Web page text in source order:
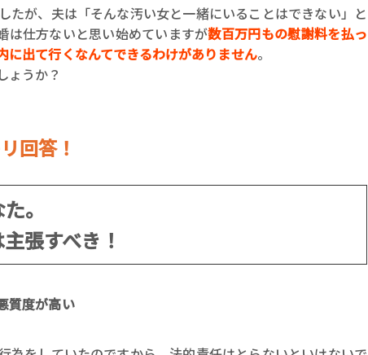
たが、夫は「そんな汚い女と一緒にいることはできない」と
は仕方ないと思い始めていますが数百万円もの慰謝料を払っ
に出て行くなんてできるわけがありません。
ょうか？
回答！
。
張すべき！
質度が高い